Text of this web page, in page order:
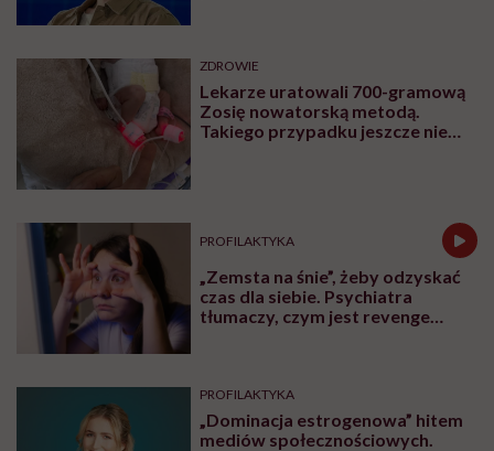
ZDROWIE
Lekarze uratowali 700-gramową
Zosię nowatorską metodą.
Takiego przypadku jeszcze nie
PROFILAKTYKA
„Zemsta na śnie”, żeby odzyskać
czas dla siebie. Psychiatra
tłumaczy, czym jest revenge
PROFILAKTYKA
„Dominacja estrogenowa” hitem
mediów społecznościowych.